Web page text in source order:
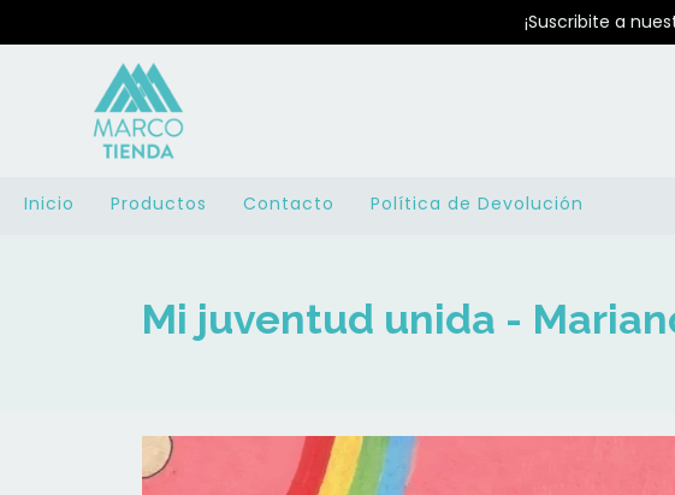
¡Suscribite a
Inicio Productos Contacto Política de Devolución
Mi juventud unida -